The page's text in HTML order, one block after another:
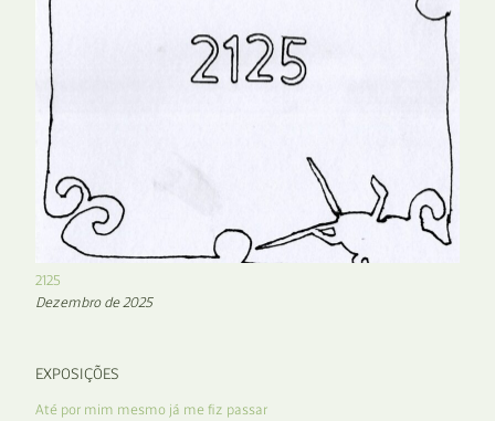
2125
Dezembro de 2025
EXPOSIÇÕES
Até por mim mesmo já me fiz passar